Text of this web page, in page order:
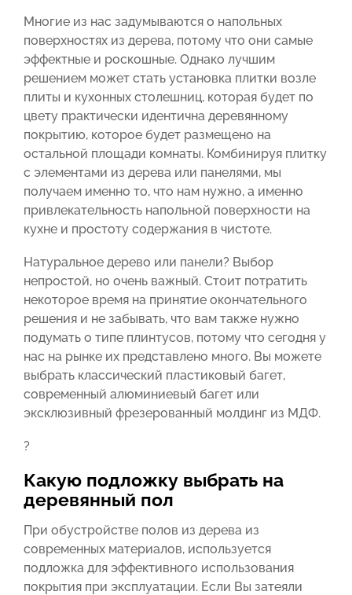
Многие из нас задумываются о напольных
поверхностях из дерева, потому что они самые
эффектные и роскошные. Однако лучшим
решением может стать установка плитки возле
плиты и кухонных столешниц, которая будет по
цвету практически идентична деревянному
покрытию, которое будет размещено на
остальной площади комнаты. Комбинируя плитку
с элементами из дерева или панелями, мы
получаем именно то, что нам нужно, а именно
привлекательность напольной поверхности на
кухне и простоту содержания в чистоте.
Натуральное дерево или панели? Выбор
непростой, но очень важный. Стоит потратить
некоторое время на принятие окончательного
решения и не забывать, что вам также нужно
подумать о типе плинтусов, потому что сегодня у
нас на рынке их представлено много. Вы можете
выбрать классический пластиковый багет,
современный алюминиевый багет или
эксклюзивный фрезерованный молдинг из МДФ.
?
Какую подложку выбрать на
деревянный пол
При обустройстве полов из дерева из
современных материалов, используется
подложка для эффективного использования
покрытия при эксплуатации. Если Вы затеяли